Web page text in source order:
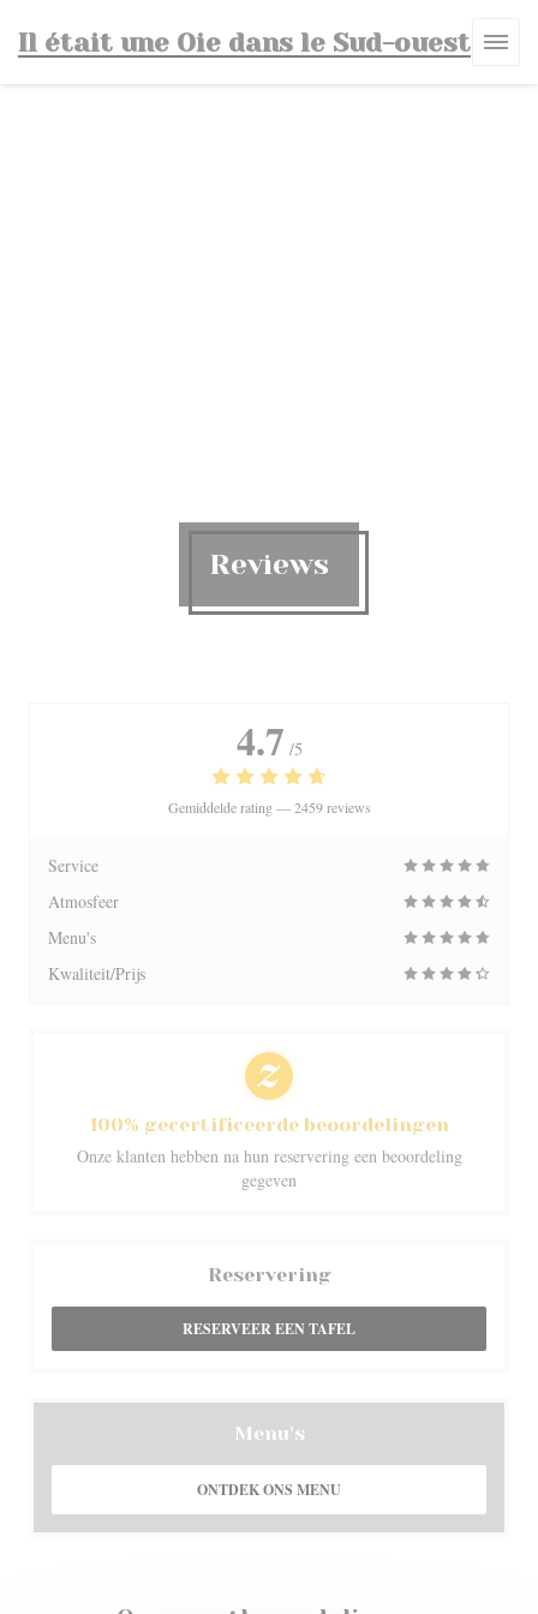
Il était une Oie dans le Sud-ouest
Reviews
4.7 /5
Gemiddelde rating —2459 reviews
Service
Atmosfeer
Menu's
Kwaliteit/Prijs
100% gecertificeerde beoordelingen
Onze klanten hebben na hun reservering een beoordeling
gegeven
Reservering
RESERVEER EEN TAFEL
Menu's
ONTDEK ONS MENU